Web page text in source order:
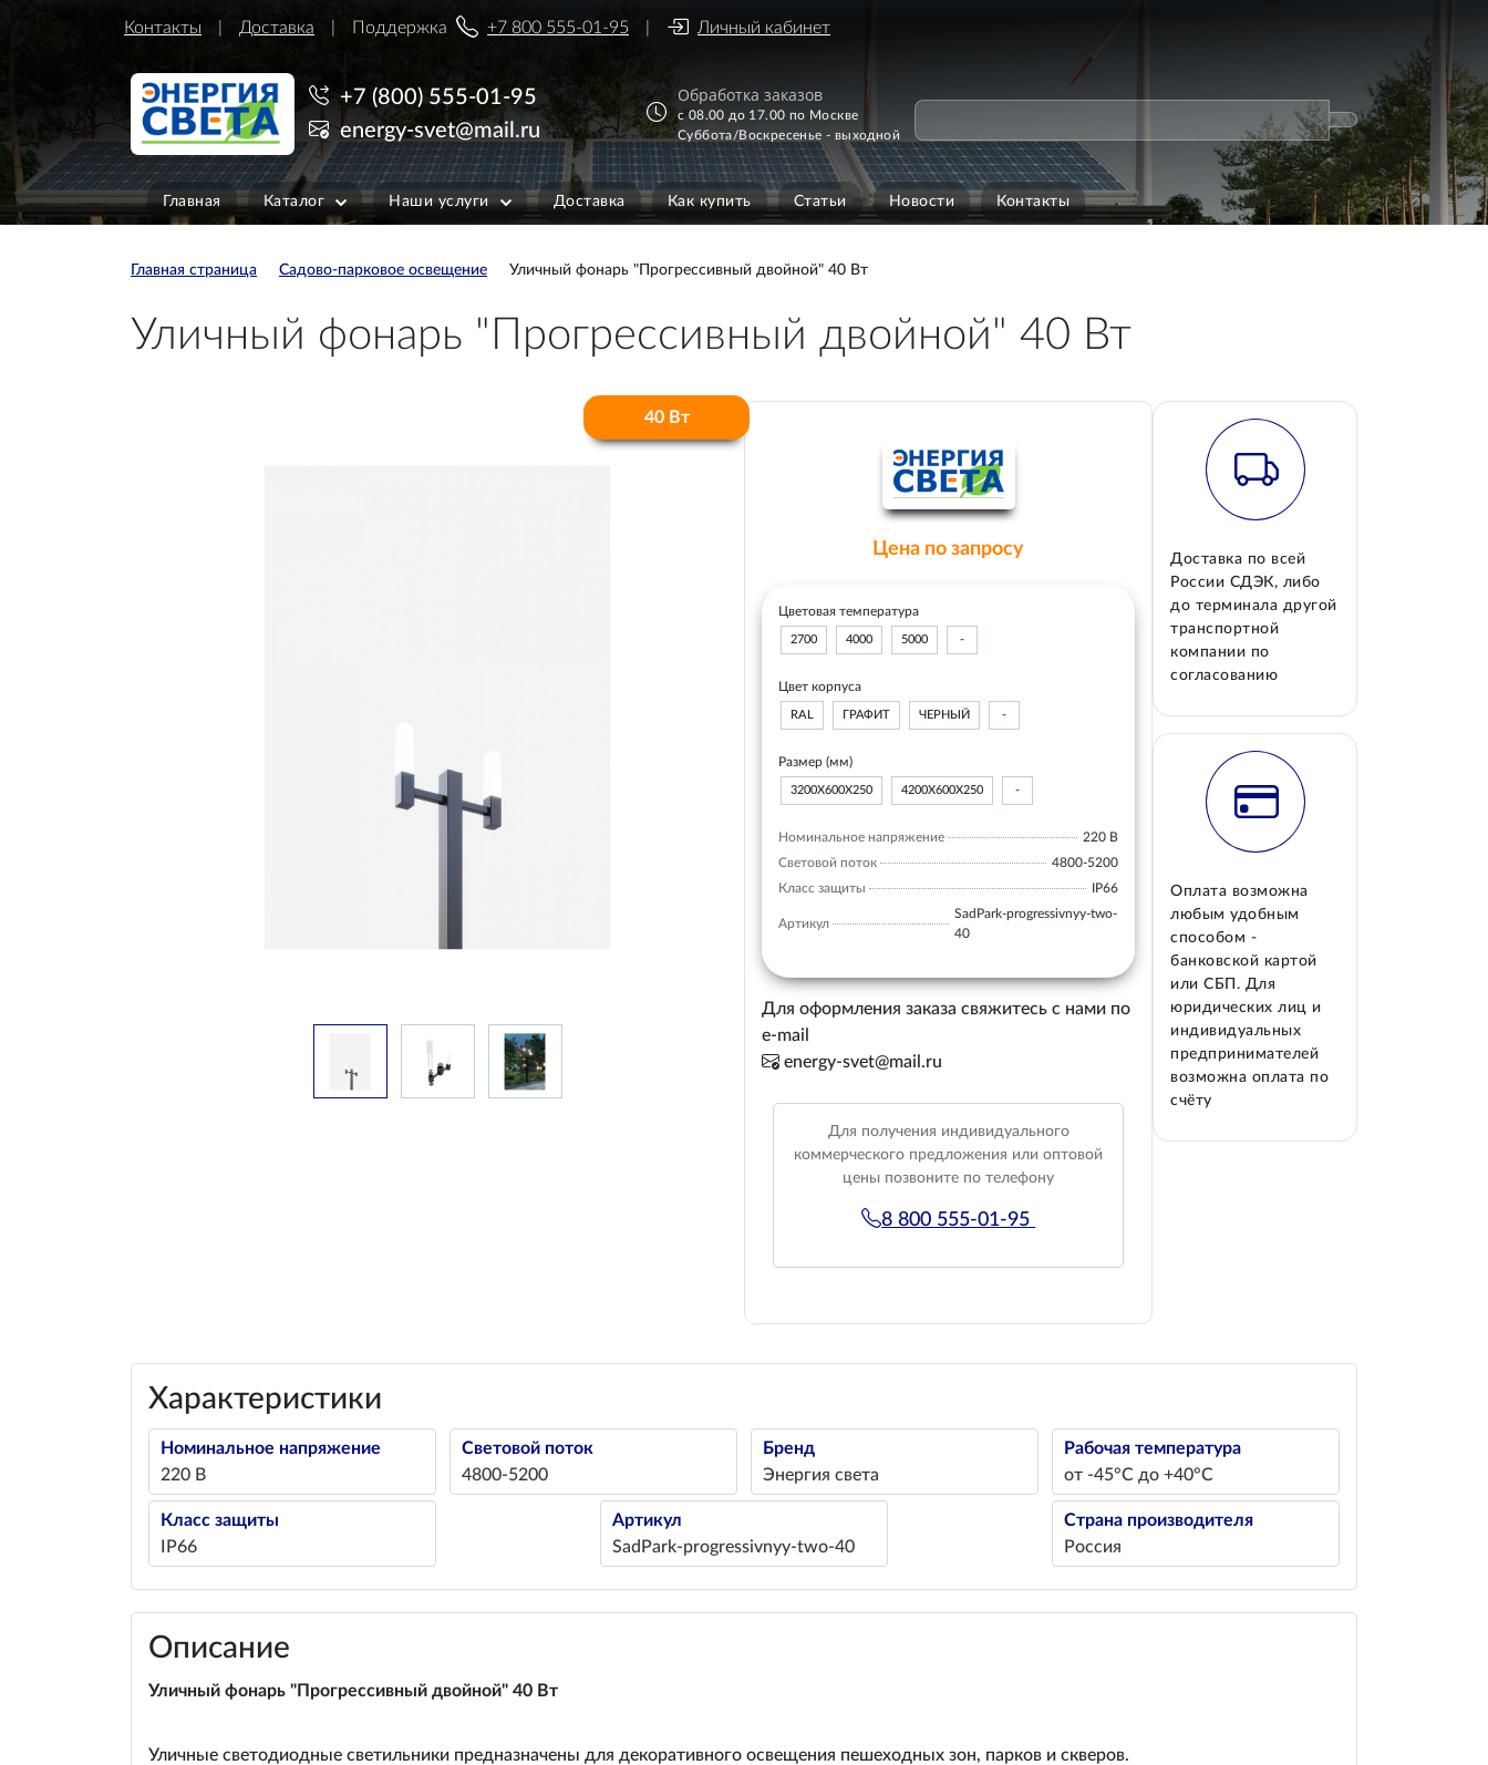
Контакты Доставка Поддержка +7 800 555-01-95 Личный кабинет
+7 (800) 555-01-95
energy-svet@mail.ru
Обработка заказов
с 08.00 до 17.00 по Москве
Суббота/Воскресенье - выходной
Главная Каталог Наши услуги Доставка Как купить Статьи Новости Контакты
Главная страница Садово-парковое освещение Уличный фонарь "Прогрессивный двойной" 40 Вт
Уличный фонарь "Прогрессивный двойной" 40 Вт
40 Вт
Цена по запросу
Цветовая температура
2700 4000 5000 -
Цвет корпуса
RAL ГРАФИТ ЧЕРНЫЙ -
Размер (мм)
3200Х600Х250 4200Х600Х250 -
Номинальное напряжение
220 В
Световой поток
4800-5200
Класс защиты
IP66
Артикул
SadPark-progressivnyy-two-
40
Для оформления заказа свяжитесь с нами по
e-mail
energy-svet@mail.ru
Для получения индивидуального
коммерческого предложения или оптовой
цены позвоните по телефону
8 800 555-01-95
Доставка по всей
России СДЭК, либо
до терминала другой
транспортной
компании по
согласованию
Оплата возможна
любым удобным
способом -
банковской картой
или СБП. Для
юридических лиц и
индивидуальных
предпринимателей
возможна оплата по
счёту
Характеристики
Номинальное напряжение
220 В
Световой поток
4800-5200
Бренд
Энергия света
Рабочая температура
от -45°С до +40°С
Класс защиты
IP66
Артикул
SadPark-progressivnyy-two-40
Страна производителя
Россия
Описание
Уличный фонарь "Прогрессивный двойной" 40 Вт
Уличные светодиодные светильники предназначены для декоративного освещения пешеходных зон, парков и скверов.